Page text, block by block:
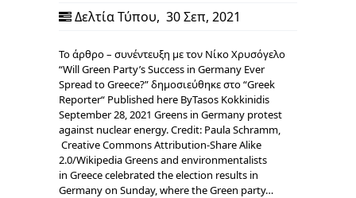
Δελτία Τύπου, 30 Σεπ, 2021
Το άρθρο – συνέντευξη με τον Νίκο Χρυσόγελο
“Will Green Party’s Success in Germany Ever
Spread to Greece?” δημοσιεύθηκε στο “Greek
Reporter“ Published here ByTasos Kokkinidis
September 28, 2021 Greens in Germany protest
against nuclear energy. Credit: Paula Schramm,
Creative Commons Attribution-Share Alike
2.0/Wikipedia Greens and environmentalists
in Greece celebrated the election results in
Germany on Sunday, where the Green party…